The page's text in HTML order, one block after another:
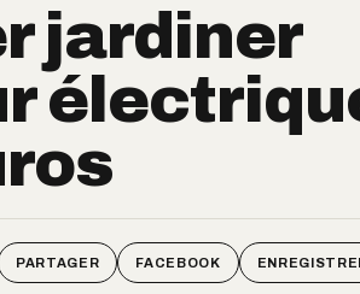
jardiner
PARTAGER FACEBOOK